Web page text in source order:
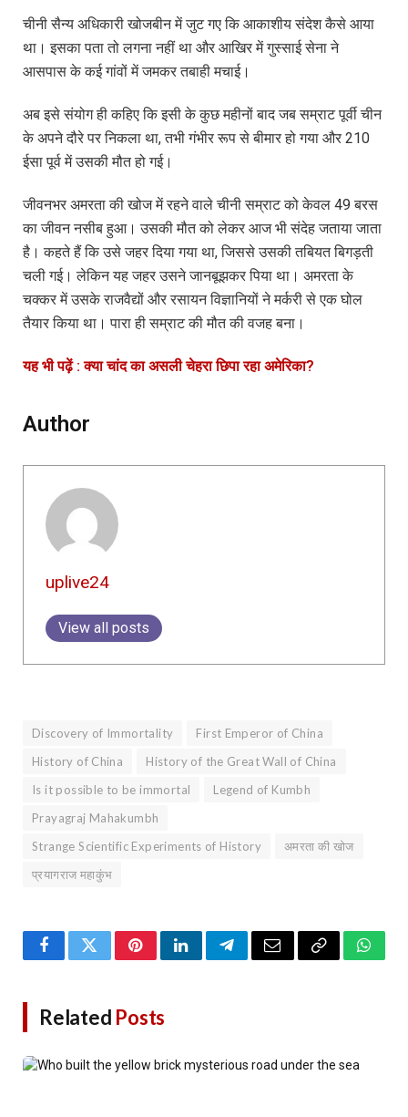
चीनी सैन्य अधिकारी खोजबीन में जुट गए कि आकाशीय संदेश कैसे आया
था। इसका पता तो लगना नहीं था और आखिर में गुस्साई सेना ने
आसपास के कई गांवों में जमकर तबाही मचाई।
अब इसे संयोग ही कहिए कि इसी के कुछ महीनों बाद जब सम्राट पूर्वी चीन
के अपने दौरे पर निकला था, तभी गंभीर रूप से बीमार हो गया और 210
ईसा पूर्व में उसकी मौत हो गई।
जीवनभर अमरता की खोज में रहने वाले चीनी सम्राट को केवल 49 बरस
का जीवन नसीब हुआ। उसकी मौत को लेकर आज भी संदेह जताया जाता
है। कहते हैं कि उसे जहर दिया गया था, जिससे उसकी तबियत बिगड़ती
चली गई। लेकिन यह जहर उसने जानबूझकर पिया था। अमरता के
चक्कर में उसके राजवैद्यों और रसायन विज्ञानियों ने मर्करी से एक घोल
तैयार किया था। पारा ही सम्राट की मौत की वजह बना।
यह भी पढ़ें : क्या चांद का असली चेहरा छिपा रहा अमेरिका?
Author
uplive24
View all posts
Discovery of Immortality
First Emperor of China
History of China
History of the Great Wall of China
Is it possible to be immortal
Legend of Kumbh
Prayagraj Mahakumbh
Strange Scientific Experiments of History
अमरता की खोज
प्रयागराज महाकुंभ
FacebookTwitterPinterestLinkedInTelegramEmail Copy
Related Posts